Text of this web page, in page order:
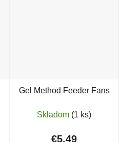
Gel Method Feeder Fans
Skladom (1 ks)
€5,49